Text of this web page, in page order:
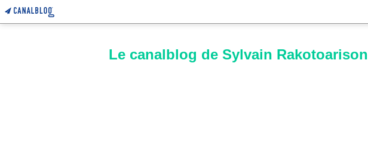
Le canalblog de Sylvain Rakotoarison